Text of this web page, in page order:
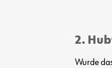
2.
Wurde